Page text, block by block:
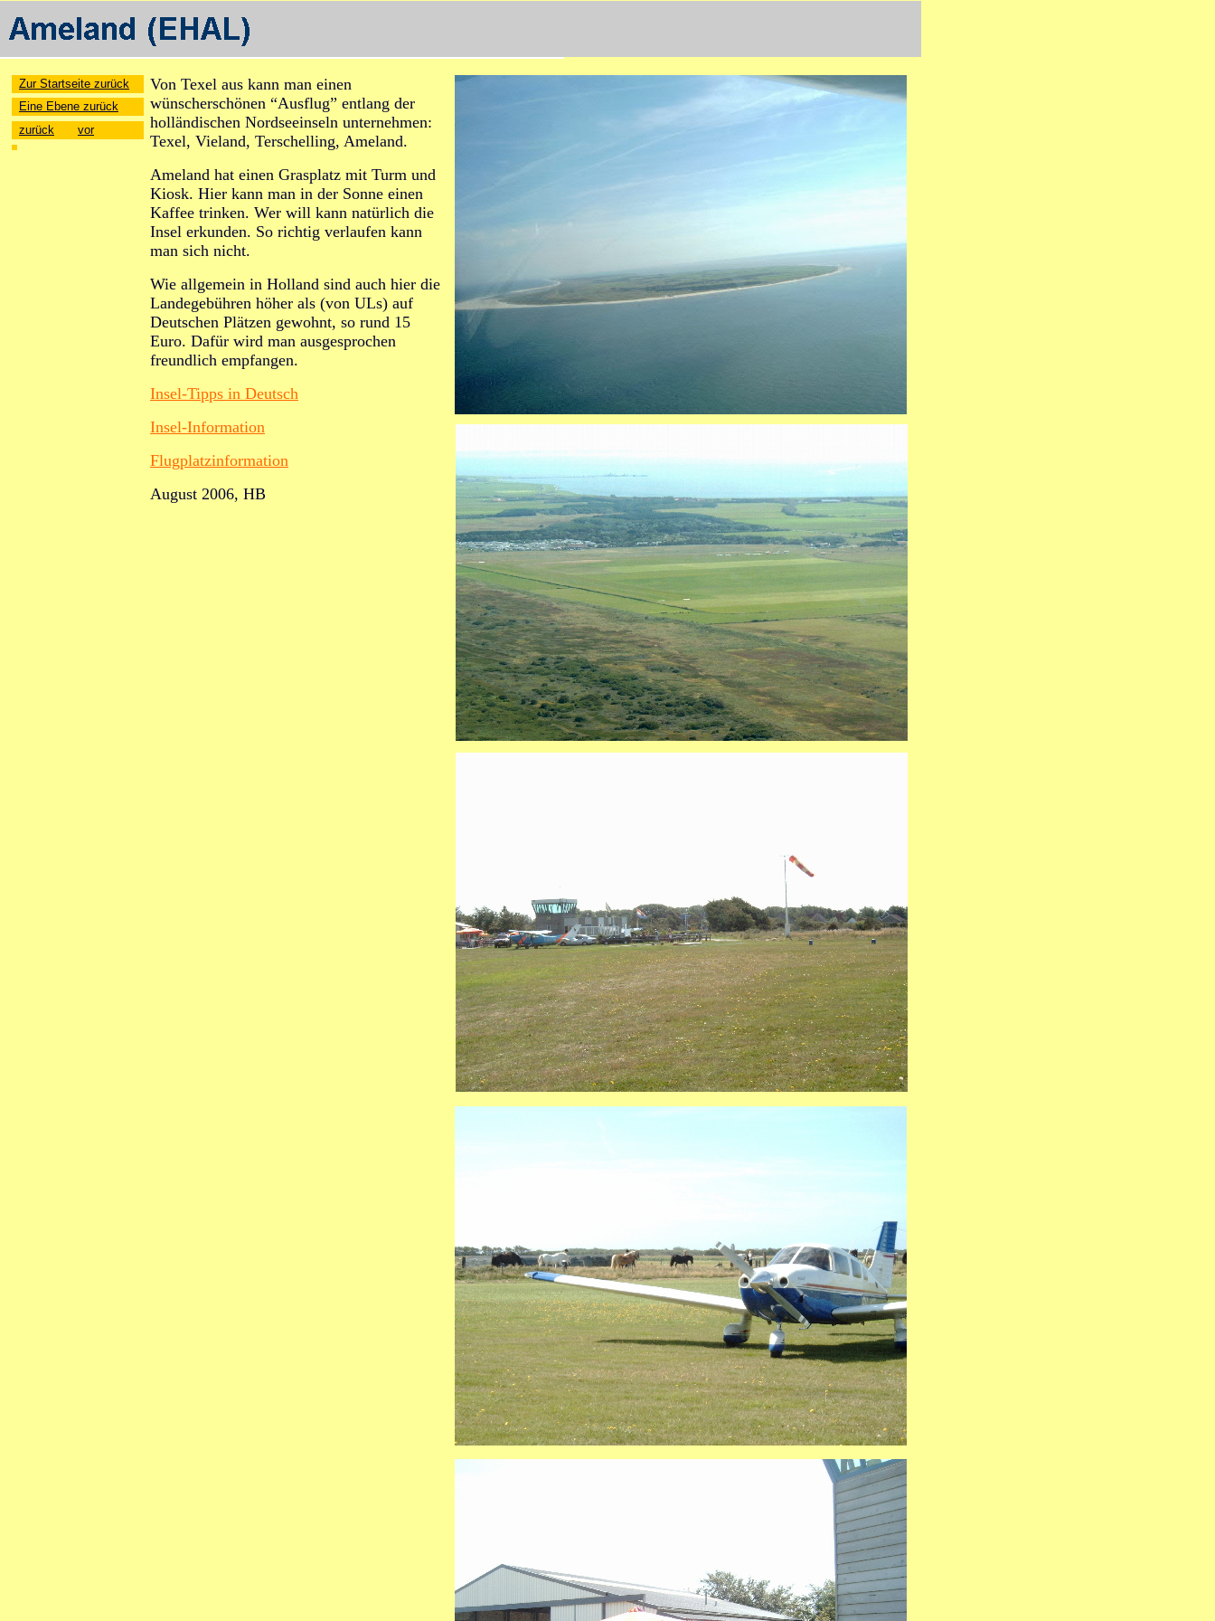
Zur Startseite zurück
Eine Ebene zurück
zurück
vor
Von Texel aus kann man einen
wünscherschönen “Ausflug” entlang der
holländischen Nordseeinseln unternehmen:
Texel, Vieland, Terschelling, Ameland.
Ameland hat einen Grasplatz mit Turm und
Kiosk. Hier kann man in der Sonne einen
Kaffee trinken. Wer will kann natürlich die
Insel erkunden. So richtig verlaufen kann
man sich nicht.
Wie allgemein in Holland sind auch hier die
Landegebühren höher als (von ULs) auf
Deutschen Plätzen gewohnt, so rund 15
Euro. Dafür wird man ausgesprochen
freundlich empfangen.
Insel-Tipps in Deutsch
Insel-Information
Flugplatzinformation
August 2006, HB